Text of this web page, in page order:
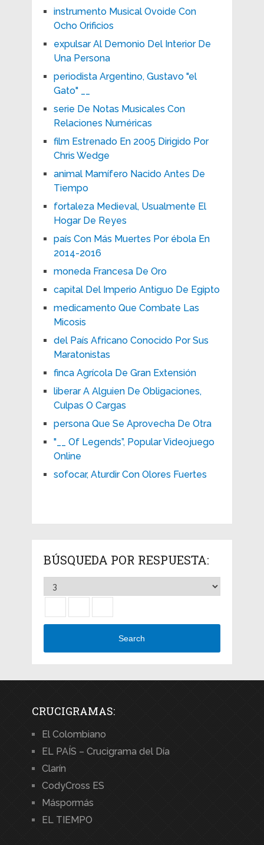
instrumento Musical Ovoide Con
Ocho Orificios
expulsar Al Demonio Del Interior De
Una Persona
periodista Argentino, Gustavo "el
Gato" __
serie De Notas Musicales Con
Relaciones Numéricas
film Estrenado En 2005 Dirigido Por
Chris Wedge
animal Mamífero Nacido Antes De
Tiempo
fortaleza Medieval, Usualmente El
Hogar De Reyes
país Con Más Muertes Por ébola En
2014-2016
moneda Francesa De Oro
capital Del Imperio Antiguo De Egipto
medicamento Que Combate Las
Micosis
del País Africano Conocido Por Sus
Maratonistas
finca Agrícola De Gran Extensión
liberar A Alguien De Obligaciones,
Culpas O Cargas
persona Que Se Aprovecha De Otra
"__ Of Legends”, Popular Videojuego
Online
sofocar, Aturdir Con Olores Fuertes
BÚSQUEDA POR RESPUESTA:
Search
CRUCIGRAMAS:
El Colombiano
EL PAÍS – Crucigrama del Día
Clarín
CodyCross ES
Máspormás
EL TIEMPO